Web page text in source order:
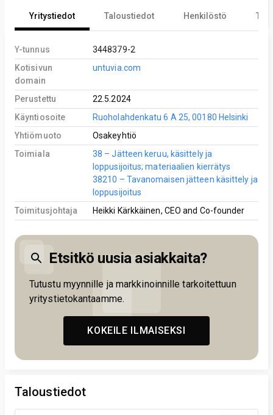
Yritystiedot Taloustiedot Henkilöstö
Y-tunnus
3448379-2
Kotisivun
domain
untuvia.com
Perustettu
22.5.2024
Käyntiosoite
Ruoholahdenkatu 6 A 25, 00180 Helsinki
Yhtiömuoto
Osakeyhtiö
Toimiala
38 – Jätteen keruu, käsittely ja
loppusijoitus; materiaalien kierrätys
38210 – Tavanomaisen jätteen käsittely ja
loppusijoitus
Toimitusjohtaja
Heikki Kärkkäinen, CEO and Co-founder
Etsitkö uusia asiakkaita?
Tutustu myynnille ja markkinoinnille tarkoitettuun
yritystietokantaamme.
KOKEILE ILMAISEKSI
Taloustiedot